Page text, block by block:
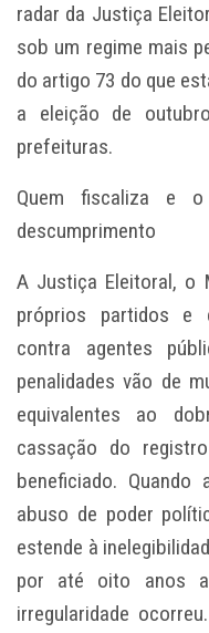
radar da Justiça
sob um regime mais
do artigo 73 do que
a eleição de
prefeituras.
Quem fiscaliza e
descumprimento
A Justiça Eleitoral, o
próprios partidos e
contra agentes
penalidades vão de
equivalentes ao
cassação do
beneficiado.
abuso de poder
estende à
por até oito anos
irregularidade